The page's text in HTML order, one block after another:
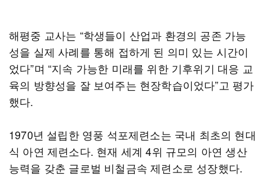
해평중 교사는 “학생들이 산업과 환경의 공존 가능
성을 실제 사례를 통해 접하게 된 의미 있는 시간이
었다”며 “지속 가능한 미래를 위한 기후위기 대응 교
육의 방향성을 잘 보여주는 현장학습이었다”고 평가
했다.
1970년 설립한 영풍 석포제련소는 국내 최초의 현대
식 아연 제련소다. 현재 세계 4위 규모의 아연 생산
능력을 갖춘 글로벌 비철금속 제련소로 성장했다.